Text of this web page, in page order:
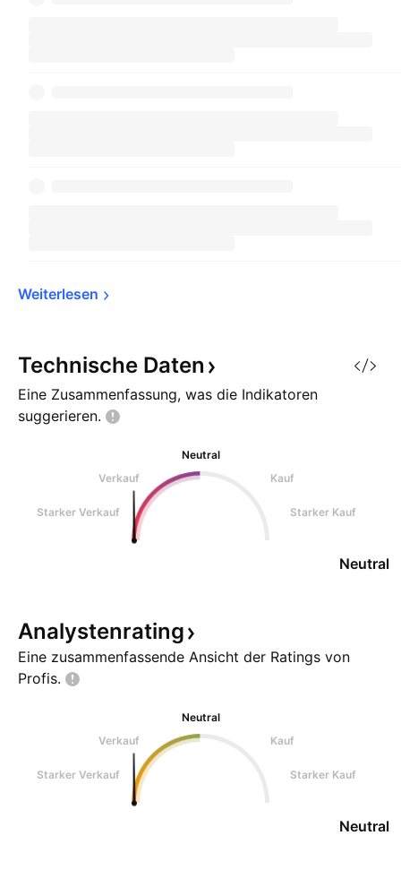
Weiterlesen
Technische Daten
Eine Zusammenfassung, was die Indikatoren
suggerieren.
Neutral
Verkauf
Kauf
Starker Verkauf Starker Kauf
Neutral
Analystenrating
Eine zusammenfassende Ansicht der Ratings von
Profis.
Neutral
Verkauf
Kauf
Starker Verkauf Starker Kauf
Neutral